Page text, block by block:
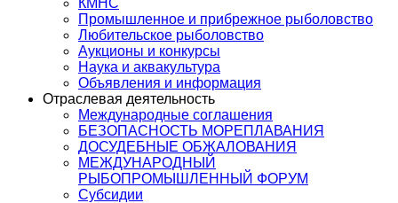
КМНС
Промышленное и прибрежное рыболовство
Любительское рыболовство
Аукционы и конкурсы
Наука и аквакультура
Объявления и информация
Отраслевая деятельность
Международные соглашения
БЕЗОПАСНОСТЬ МОРЕПЛАВАНИЯ
ДОСУДЕБНЫЕ ОБЖАЛОВАНИЯ
МЕЖДУНАРОДНЫЙ
РЫБОПРОМЫШЛЕННЫЙ ФОРУМ
Субсидии